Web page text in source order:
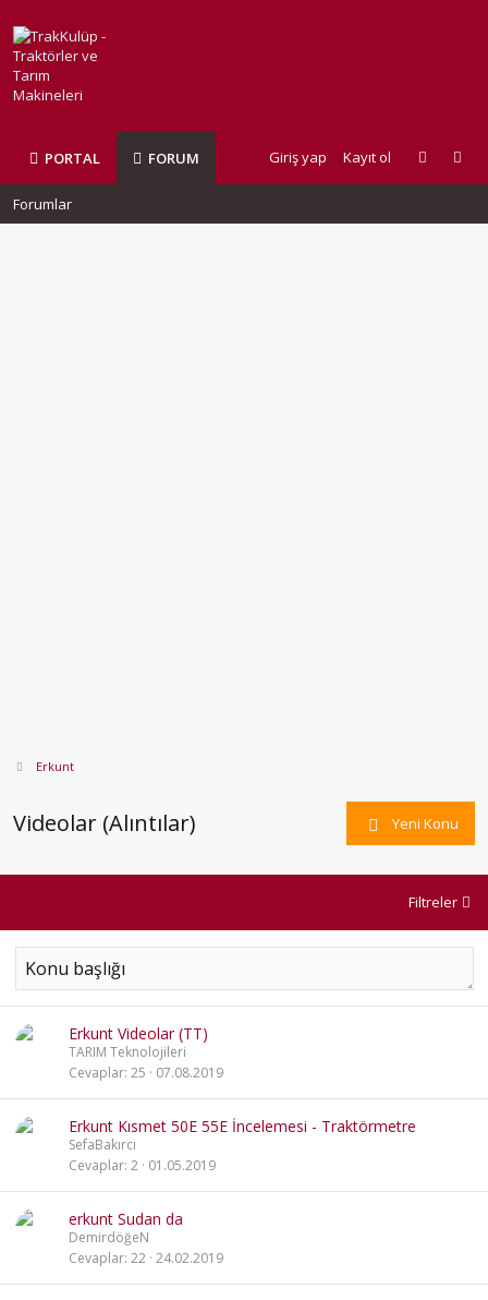
PORTAL FORUM Giriş yap Kayıt ol
Forumlar
Erkunt
Videolar (Alıntılar) Yeni Konu
Filtreler
Erkunt Videolar (TT)
TARIM Teknolojileri
Cevaplar 25 07.08.2019
Erkunt Kısmet 50E 55E İncelemesi - Traktörmetre
SefaBakırcı
Cevaplar 2 01.05.2019
erkunt Sudan da
DemirdöğeN
Cevaplar 22 24.02.2019